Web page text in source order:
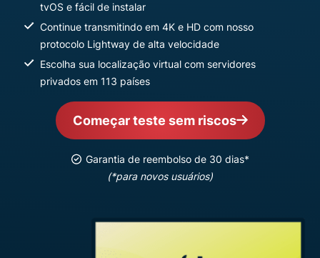
tvOS e fácil de instalar
Continue transmitindo em 4K e HD com nosso
protocolo Lightway de alta velocidade
Escolha sua localização virtual com servidores
privados em 113 países
Começar teste sem riscos
Garantia de reembolso de 30 dias*
(*para novos usuários)